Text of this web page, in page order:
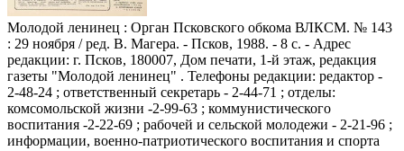
Молодой ленинец : Орган Псковского обкома ВЛКСМ. № 143
: 29 ноября / ред. В. Магера. - Псков, 1988. - 8 с. - Адрес
редакции: г. Псков, 180007, Дом печати, 1-й этаж, редакция
газеты "Молодой ленинец" . Телефоны редакции: редактор -
2-48-24 ; ответственный секретарь - 2-44-71 ; отделы:
комсомольской жизни -2-99-63 ; коммунистического
воспитания -2-22-69 ; рабочей и сельской молодежи - 2-21-96 ;
информации, военно-патриотического воспитания и спорта